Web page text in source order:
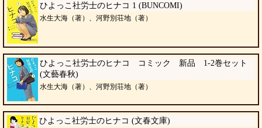
ひよっこ社労士のヒナコ 1 (BUNCOMI)
水生大海（著）、河野別荘地（著）
ひよっこ社労士のヒナコ コミック 新品 1-2巻セット
(文藝春秋)
水生大海（著）、河野別荘地（著）
ひよっこ社労士のヒナコ (文春文庫)